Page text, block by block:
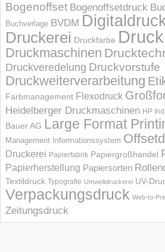
Bogenoffset Bogenoffsetdruck
Buchverlage BVDM
Druckerei Druckfarbe
Druckmaschinen
Druckveredelung Druckvorstufe
Druckweiterverarbeitung
Farbmanagement Flexodruck
Heidelberger Druckmaschinen HP
Bauer AG Large Format
Management Informations­system
Druckerei Papierfabrik Papiergroßhandel
Papierherstellung Papiersorten
Textildruck Typografie Umweltdruckerei UV-
Verpackungsdruck Web-to-
Zeitungsdruck